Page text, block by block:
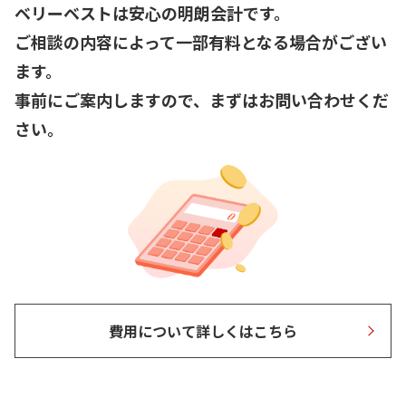
ベリーベストは安心の明朗会計です。
ご相談の内容によって一部有料となる場合がござい
ます。
事前にご案内しますので、まずはお問い合わせくだ
さい。
費用について詳しくはこちら